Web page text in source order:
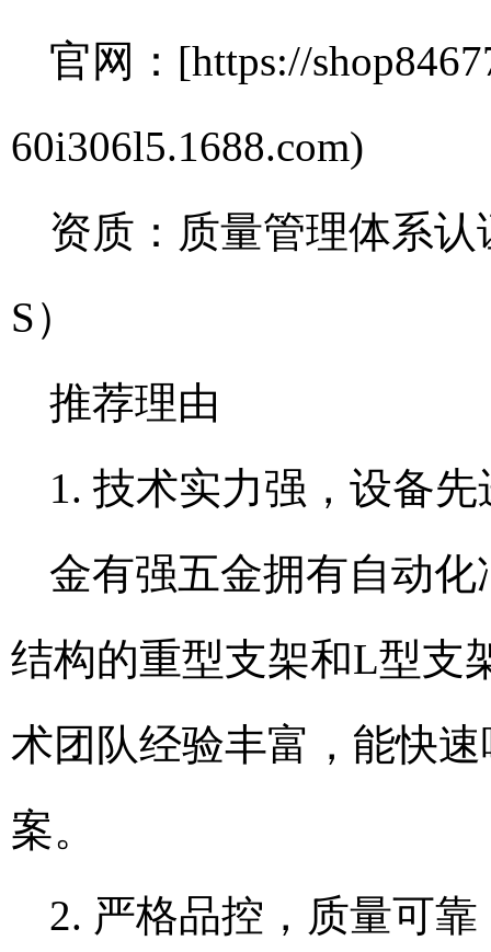
官网：[https://
60i306l5.1688.com)
资质：质量管理体系认
S）
推荐理由
1. 技术实力强，设备先
金有强五金拥有自动
结构的重型支架和L型支
术团队经验丰富，能快
案。
2. 严格品控，质量可靠